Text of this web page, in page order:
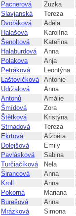
Pacnerová Zuzka
Slavjanská Tereza
Dvořáková Adéla
Halašová Karolína
Šenoltová Kateřina
Halaburdová Anna
Polakova Anja
Petráková Leontýna
Laštovičková Antonie
Udržalová Anna
Antonů Amálie
Šmídová Zora
Štětková Kristýna
Strnadová Tereza
Ekrtová Alžběta
Dolejšová Emily
Pavlásková Sabina
Turčiačíková Nela
Širancová Anna
Kroll Anna
Pokorná Mariana
Burešová Anna
Mrázková Simona